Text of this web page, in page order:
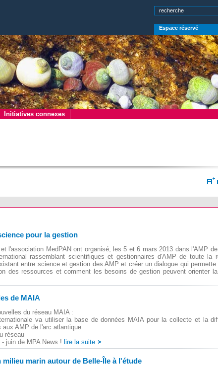
Espace réservé
Initiatives connexes
pour la gestion
l'association MedPAN ont organisé, les 5 et 6 mars 2013 dans l'AMP
rassemblant scientifiques et gestionnaires d'AMP de toute la
entre science et gestion des AMP et créer un dialogue qui
des ressources et comment les besoins de gestion peuvent orienter
de MAIA
du réseau MAIA :
va utiliser la base de données MAIA pour la collecte et la
aux AMP de l'arc atlantique
réseau
juin de MPA News ! lire la suite
marin autour de Belle-Île à l'étude